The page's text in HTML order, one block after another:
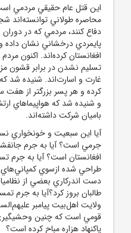
اين قتل عام حقيقي مردمي
محاصره طولاني توانسته‌اند
دفاع کنند، مردمي که در
پايمردي درخشاني نشان داده
افغانستان کرده‌اند. اکنون
تسليم نشدن در برابر قشون
غارت و اسارت‌اند. شنيده شد
کرده و هر پسر بزرگتر از هفت
و شنيده شد که هواپيماهاي
باميان شرکت داشته‌اند.
آيا اين سبعيت و خونخواري
جرمي است؟ آيا به جرم
افغانستان است؟ آيا به جرم
طراحي شده ازسوي
دست اندرکاري بعضي از
طالبان بروز کرد؟آيا به جرم
ولايت اهل‌بيت پيامبر
قومي است که چنين
پاکنهاد هزاره مباح کرده است؟